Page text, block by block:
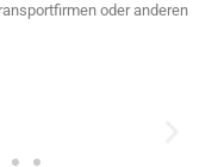
oder anderen